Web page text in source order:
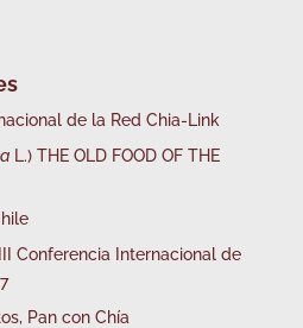
de la Red Chia-Link
L.) THE OLD FOOD OF THE
Conferencia Internacional de
Pan con Chía